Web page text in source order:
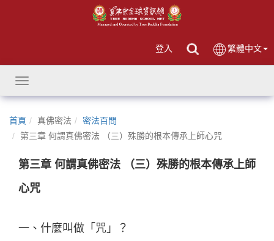
登入 繁體中文
Toggle
navigation
首頁 真佛密法
密法百問
第三章 何謂真佛密法 （三）殊勝的根本傳承上師心咒
第三章 何謂真佛密法 （三）殊勝的根本傳承上師
心咒
一、什麼叫做「咒」？